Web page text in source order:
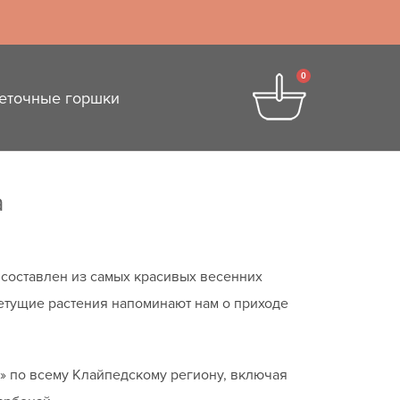
горшки
0
из самых красивых весенних
растения напоминают нам о приходе
по всему Клайпедскому региону, включая